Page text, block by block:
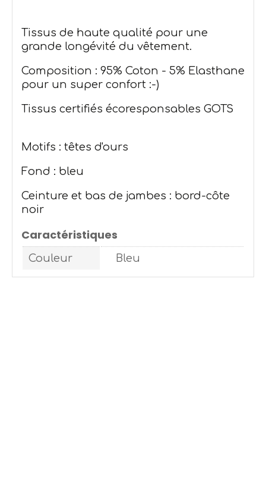
Tissus de haute qualité pour une
grande longévité du vêtement.
Composition : 95% Coton - 5% Elasthane
pour un super confort :-)
Tissus certifiés écoresponsables GOTS
Motifs : têtes d'ours
Fond : bleu
Ceinture et bas de jambes : bord-côte
noir
Caractéristiques
Couleur Bleu